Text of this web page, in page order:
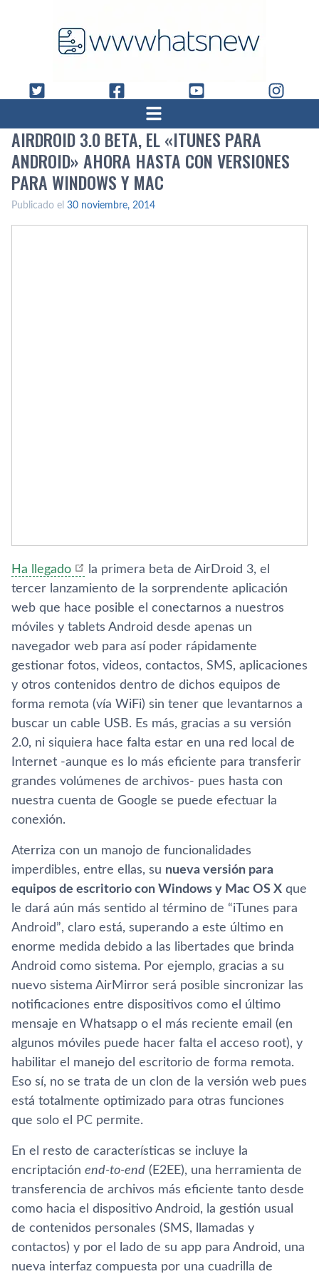
AIRDROID 3.0 BETA, EL «ITUNES PARA
ANDROID» AHORA HASTA CON VERSIONES
PARA WINDOWS Y MAC
Publicado el 30 noviembre, 2014
Ha llegado
la primera beta de AirDroid 3, el
tercer lanzamiento de la sorprendente aplicación
web que hace posible el conectarnos a nuestros
móviles y tablets Android desde apenas un
navegador web para así­ poder rápidamente
gestionar fotos, videos, contactos, SMS, aplicaciones
y otros contenidos dentro de dichos equipos de
forma remota (ví­a WiFi) sin tener que levantarnos a
buscar un cable USB. Es más, gracias a su versión
2.0, ni siquiera hace falta estar en una red local de
Internet -aunque es lo más eficiente para transferir
grandes volúmenes de archivos- pues hasta con
nuestra cuenta de Google se puede efectuar la
conexión.
Aterriza con un manojo de funcionalidades
imperdibles, entre ellas, su nueva versión para
equipos de escritorio con Windows y Mac OS X que
le dará aún más sentido al término de “iTunes para
Android”, claro está, superando a este último en
enorme medida debido a las libertades que brinda
Android como sistema. Por ejemplo, gracias a su
nuevo sistema AirMirror será posible sincronizar las
notificaciones entre dispositivos como el último
mensaje en Whatsapp o el más reciente email (en
algunos móviles puede hacer falta el acceso root), y
habilitar el manejo del escritorio de forma remota.
Eso sí­, no se trata de un clon de la versión web pues
está totalmente optimizado para otras funciones
que solo el PC permite.
En el resto de caracterí­sticas se incluye la
encriptación end-to-end (E2EE), una herramienta de
transferencia de archivos más eficiente tanto desde
como hacia el dispositivo Android, la gestión usual
de contenidos personales (SMS, llamadas y
contactos) y por el lado de su app para Android, una
nueva interfaz compuesta por una cuadrilla de